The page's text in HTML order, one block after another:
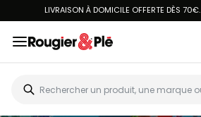
LIVRAISON À DOMICILE OFFERTE DÈS 70€.